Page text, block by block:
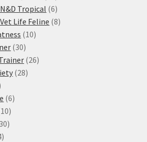
produktů
Tropical 66
produktů
Life Feline 88
1010
3030
produktů
2626
2828
66
1010
produktů
3030
24